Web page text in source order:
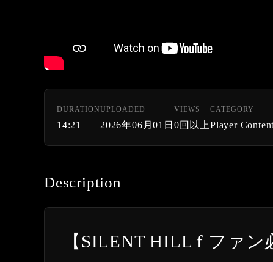
DURATION
14:21
UPLOADED
2026年06月01日
VIEWS
0回以上
CATEGORY
Player Content
Description
【SILENT HILL f ファ